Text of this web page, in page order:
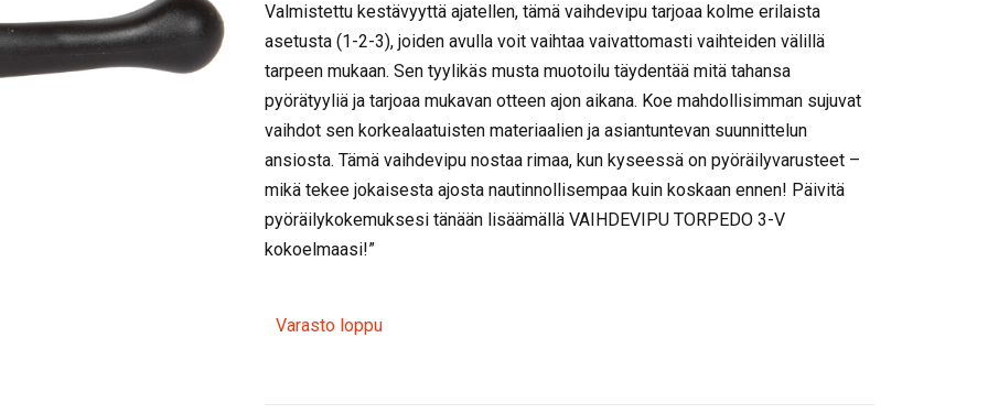
Valmistettu kestävyyttä ajatellen, tämä vaihdevipu tarjoaa kolme erilaista
asetusta (1-2-3), joiden avulla voit vaihtaa vaivattomasti vaihteiden välillä
tarpeen mukaan. Sen tyylikäs musta muotoilu täydentää mitä tahansa
pyörätyyliä ja tarjoaa mukavan otteen ajon aikana. Koe mahdollisimman sujuvat
vaihdot sen korkealaatuisten materiaalien ja asiantuntevan suunnittelun
ansiosta. Tämä vaihdevipu nostaa rimaa, kun kyseessä on pyöräilyvarusteet –
mikä tekee jokaisesta ajosta nautinnollisempaa kuin koskaan ennen! Päivitä
pyöräilykokemuksesi tänään lisäämällä VAIHDEVIPU TORPEDO 3-V
kokoelmaasi!”
Varasto loppu